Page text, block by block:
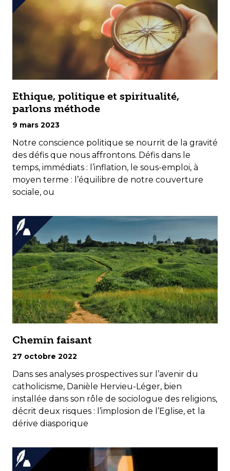
Ethique, politique et spiritualité,
parlons méthode
9 mars 2023
Notre conscience politique se nourrit de la gravité
des défis que nous affrontons. Défis dans le
temps, immédiats : l’inflation, le sous-emploi, à
moyen terme : l’équilibre de notre couverture
sociale, ou
Chemin faisant
27 octobre 2022
Dans ses analyses prospectives sur l’avenir du
catholicisme, Danièle Hervieu-Léger, bien
installée dans son rôle de sociologue des religions,
décrit deux risques : l’implosion de l’Eglise, et la
dérive diasporique